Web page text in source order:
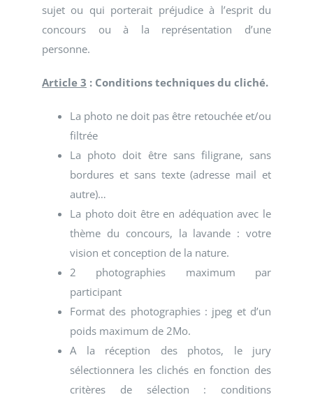
sujet ou qui porterait préjudice à l’esprit du
concours ou à la représentation d’une
personne.
Article 3 : Conditions techniques du cliché.
La photo ne doit pas être retouchée et/ou
filtrée
La photo doit être sans filigrane, sans
bordures et sans texte (adresse mail et
autre)…
La photo doit être en adéquation avec le
thème du concours, la lavande : votre
vision et conception de la nature.
2 photographies maximum par
participant
Format des photographies : jpeg et d’un
poids maximum de 2Mo.
A la réception des photos, le jury
sélectionnera les clichés en fonction des
critères de sélection : conditions